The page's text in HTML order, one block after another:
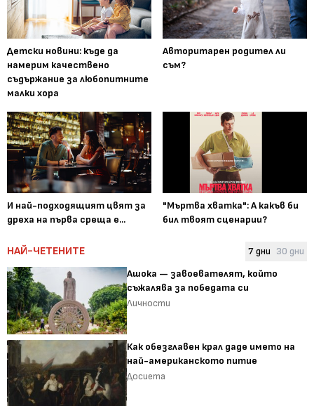
Детски новини: къде да
намерим качествено
съдържание за любопитните
малки хора
Авторитарен родител ли
съм?
И най-подходящият цвят за
дреха на първа среща е...
"Мъртва хватка": А какъв би
бил твоят сценарии?
НАЙ-ЧЕТЕНИТЕ 7 дни 30 дни
Ашока — завоевателят, който
съжалява за победата си
Личности
Как обезглавен крал даде името на
най-американското питие
Досиета